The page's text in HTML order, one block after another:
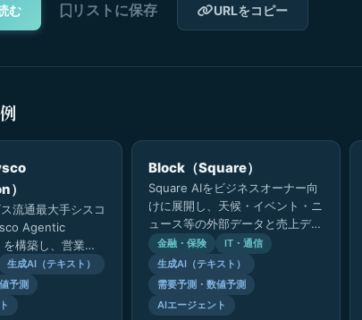
む リストに保存 URLをコピー
流通最大手シスコ
Agentic
構築し、営業・
ーン・顧客体験・バ
AIを全…
生成AI（テキスト）
予測
Block（Square）
Square AIをビジネスオーナー向
けに展開し、天候・イベント・ニ
ュース等の外部データと売上デー
タを統合分析。ダッシュボードの
カスタマイズ機能や音声対応も
実…
金融・保険
IT・通信
生成AI（テキスト）
需要予測・数値予測
AIエージェント